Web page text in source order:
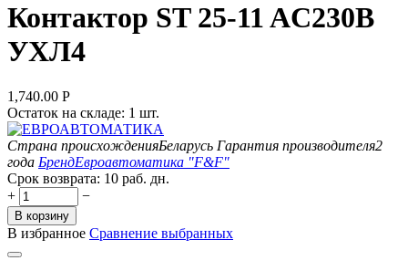
Контактор ST 25-11 AC230В
УХЛ4
1,740.00 Р
Остаток на складе: 1 шт.
Страна происхожденияБеларусь Гарантия производителя2
года БрендЕвроавтоматика "F&F"
Срок возврата: 10 раб. дн.
+
−
В корзину
В избранное Сравнение выбранных